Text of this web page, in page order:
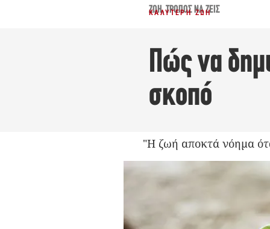
ΖΩΉ,ΤΡΌΠΟΣ ΝΑ ΖΕΙΣ
ΚΑΛΎΤΕΡΗ ΖΩΉ
Πώς να
σκοπό
"Η ζωή αποκτά νόημα